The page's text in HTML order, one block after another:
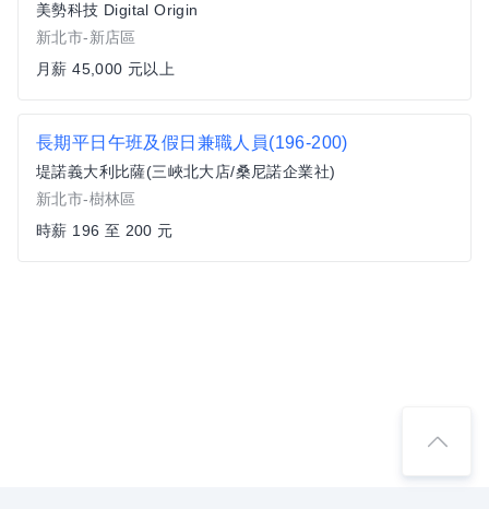
美勢科技 Digital Origin
新北市-新店區
月薪 45,000 元以上
長期平日午班及假日兼職人員(196-200)
堤諾義大利比薩(三峽北大店/桑尼諾企業社)
新北市-樹林區
時薪 196 至 200 元